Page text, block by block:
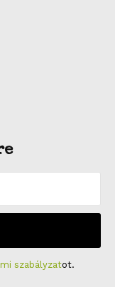
szabályzatot.